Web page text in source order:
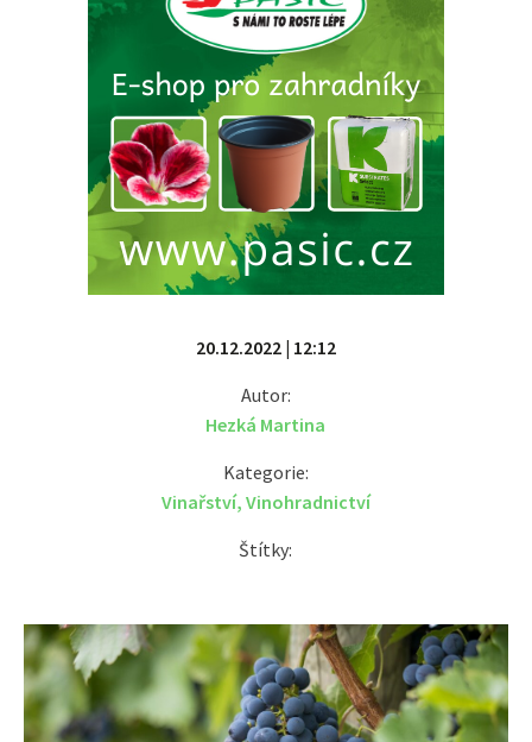
20.12.2022 | 12:12
Autor:
Hezká Martina
Kategorie:
Vinařství, Vinohradnictví
Štítky: